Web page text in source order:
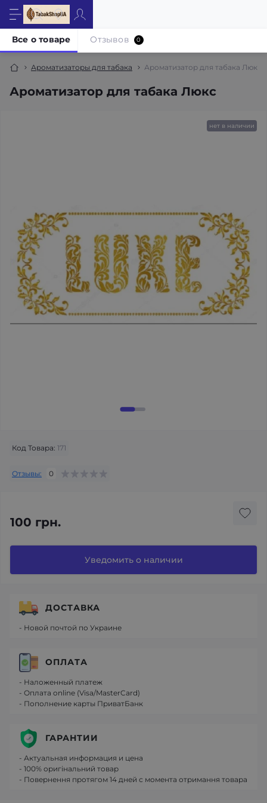
Ароматизаторы для табака Ароматизатор для табака Люкс
Ароматизатор для табака Люкс
Все о товаре Отзывов 0
нет в наличии
Код Товара: 171
Отзывы: 0
100 грн.
Уведомить о наличии
ДОСТАВКА
- Новой почтой по Украине
ОПЛАТА
- Наложенный платеж
- Оплата online (Visa/MasterCard)
- Пополнение карты ПриватБанк
ГАРАНТИИ
- Актуальная информация и цена
- 100% оригінальний товар
- Повернення протягом 14 дней с момента отримання товара